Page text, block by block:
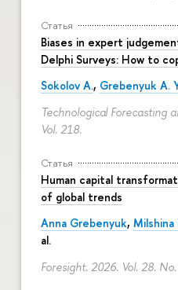
Статья
Biases in expert
Delphi Surveys: How to
Sokolov A., Grebenyuk A.
Technological Forecasting
Vol. 218.
Статья
Human capital
of global trends
Anna Grebenyuk, Milshina
al.
Foresight. 2026. Vol. 28.